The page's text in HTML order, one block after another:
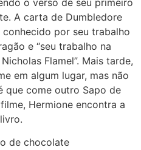
A carta de Dumbledore
por seu trabalho
e “seu trabalho na
Flamel”. Mais tarde,
em algum lugar, mas não
que come outro Sapo de
Hermione encontra a